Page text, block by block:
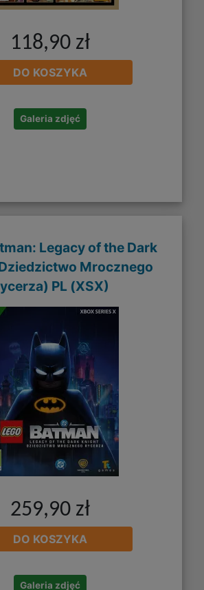
118,90 zł
DO KOSZYKA
Galeria zdjęć
Legacy of the Dark
Mrocznego
PL (XSX)
259,90 zł
DO KOSZYKA
Galeria zdjęć